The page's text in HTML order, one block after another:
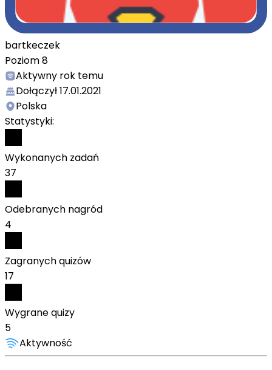
bartkeczek
Poziom8
Aktywny rok temu
Dołączył17.01.2021
Polska
Statystyki:
Wykonanych zadań
37
Odebranych nagród
4
Zagranych quizów
17
Wygrane quizy
5
Aktywność